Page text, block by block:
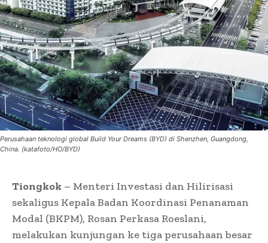
Perusahaan teknologi global Build Your Dreams (BYD) di Shenzhen, Guangdong,
China. (katafoto/HO/BYD)
Tiongkok – Menteri Investasi dan Hilirisasi
sekaligus Kepala Badan Koordinasi Penanaman
Modal (BKPM), Rosan Perkasa Roeslani,
melakukan kunjungan ke tiga perusahaan besar